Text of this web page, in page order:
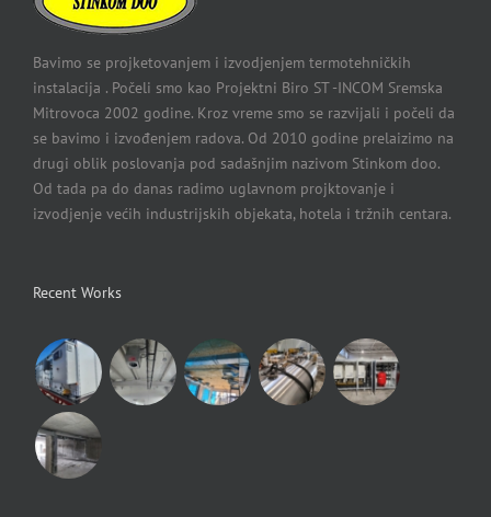
Bavimo se projketovanjem i izvodjenjem termotehničkih
instalacija . Počeli smo kao Projektni Biro ST -INCOM Sremska
Mitrovoca 2002 godine. Kroz vreme smo se razvijali i počeli da
se bavimo i izvođenjem radova. Od 2010 godine prelaizimo na
drugi oblik poslovanja pod sadašnjim nazivom Stinkom doo.
Od tada pa do danas radimo uglavnom projktovanje i
izvodjenje većih industrijskih objekata, hotela i tržnih centara.
Recent Works